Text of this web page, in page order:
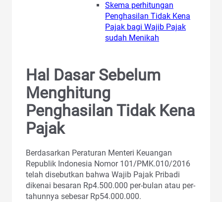
Skema perhitungan
Penghasilan Tidak Kena
Pajak bagi Wajib Pajak
sudah Menikah
Hal Dasar Sebelum
Menghitung
Penghasilan Tidak Kena
Pajak
Berdasarkan Peraturan Menteri Keuangan
Republik Indonesia Nomor 101/PMK.010/2016
telah disebutkan bahwa Wajib Pajak Pribadi
dikenai besaran Rp4.500.000 per-bulan atau per-
tahunnya sebesar Rp54.000.000.